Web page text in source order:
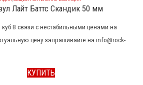
Лайт Баттс Скандик 50 мм
В связи с нестабильными ценами на
цену запрашивайте на info@rock-
КУПИТЬ